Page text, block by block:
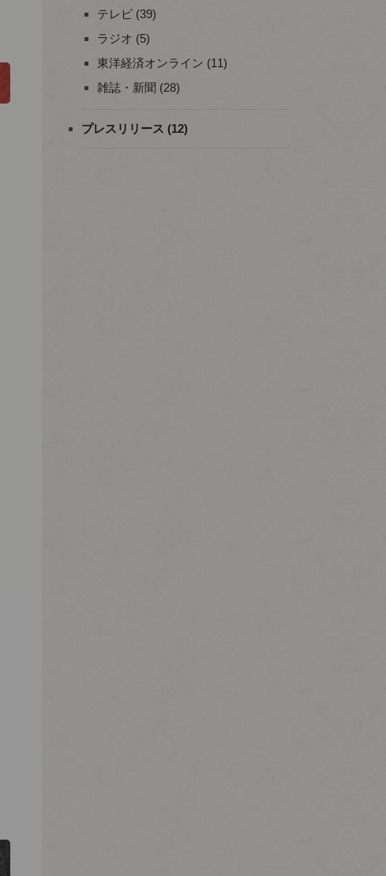
テレビ (39)
ラジオ (5)
東洋経済オンライン (11)
雑誌・新聞 (28)
プレスリリース (12)